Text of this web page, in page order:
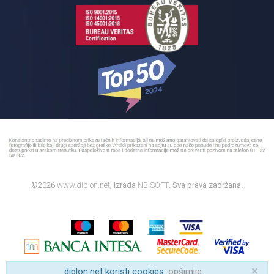
©2026 www.diplon.net , Izrada NB SOFT . Sva prava zadržana.
×
diplon.net koristi cookies. opširnije